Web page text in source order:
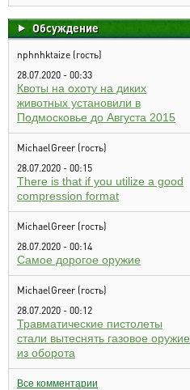
Обсуждение
nphnhktaize (гость)
28.07.2020 - 00:33
Квоты на охоту на диких
животных установили в
Подмосковье до Августа 2015
MichaelGreer (гость)
28.07.2020 - 00:15
There is that if you utilize a good
compression format
MichaelGreer (гость)
28.07.2020 - 00:14
Самое дорогое оружие
MichaelGreer (гость)
28.07.2020 - 00:12
Травматические пистолеты
стали вытеснять газовое оружие
из оборота
Все комментарии